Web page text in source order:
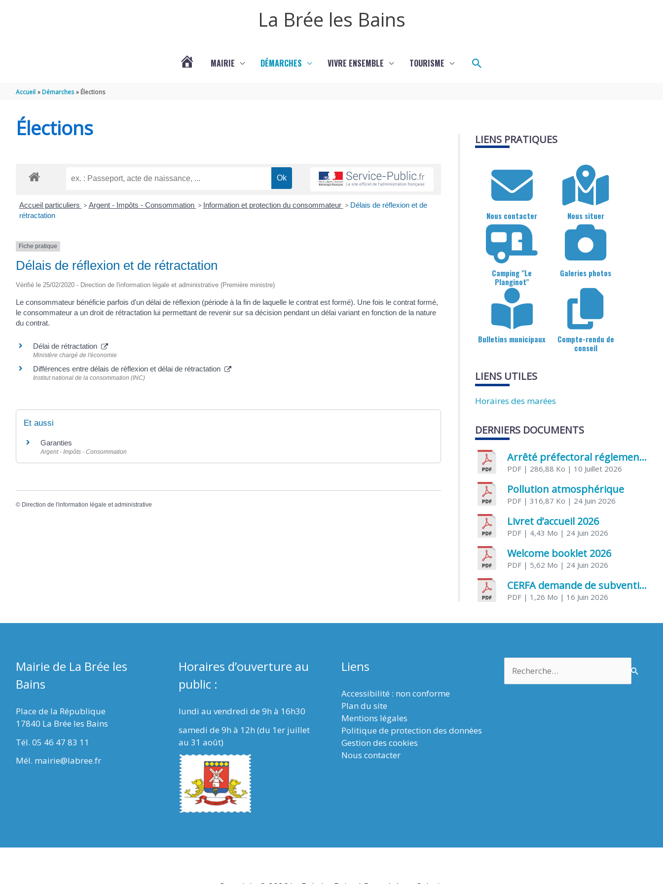
La Brée les Bains
MAIRIE DÉMARCHES VIVRE ENSEMBLE TOURISME Rechercher
Accueil Démarches Élections
Élections
Accueil particuliers > Argent - Impôts - Consommation > Information et protection du consommateur > Délais de réflexion et de
rétractation
Fiche pratique
Délais de réflexion et de rétractation
Vérifié le 25/02/2020 - Direction de l'information légale et administrative (Première ministre)
Le consommateur bénéficie parfois d'un délai de réflexion (période à la fin de laquelle le contrat est formé). Une fois le contrat formé,
le consommateur a un droit de rétractation lui permettant de revenir sur sa décision pendant un délai variant en fonction de la nature
du contrat.
Délai de rétractation
Ministère chargé de l'économie
Différences entre délais de réflexion et délai de rétractation
Institut national de la consommation (INC)
Et aussi
Garanties
Argent - Impôts - Consommation
© Direction de l'information légale et administrative
LIENS PRATIQUES
Nous contacter Nous situer
Camping "Le
Planginot"
Galeries photos
Bulletins municipaux
Compte-rendu de
conseil
LIENS UTILES
Horaires des marées
DERNIERS DOCUMENTS
Arrêté préfectoral réglementant l’usage de l’eau
PDF | 286,88 Ko | 10 Juillet 2026
Pollution atmosphérique
PDF | 316,87 Ko | 24 Juin 2026
Livret d’accueil 2026
PDF | 4,43 Mo | 24 Juin 2026
Welcome booklet 2026
PDF | 5,62 Mo | 24 Juin 2026
CERFA demande de subvention association
PDF | 1,26 Mo | 16 Juin 2026
Mairie de La Brée les
Bains
Place de la République
17840 La Brée les Bains
Tél. 05 46 47 83 11
Mél. mairie@labree.fr
Horaires d’ouverture au
public :
lundi au vendredi de 9h à 16h30
samedi de 9h à 12h (du 1er juillet
au 31 août)
Liens
Accessibilité : non conforme
Plan du site
Mentions légales
Politique de protection des données
Gestion des cookies
Nous contacter